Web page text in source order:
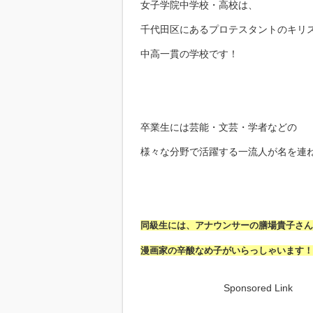
女子学院中学校・高校は、
千代田区にあるプロテスタントのキリ
中高一貫の学校です！
卒業生には芸能・文芸・学者などの
様々な分野で活躍する一流人が名を連
同級生には、アナウンサーの膳場貴子さん
漫画家の辛酸なめ子がいらっしゃいます！
Sponsored Link